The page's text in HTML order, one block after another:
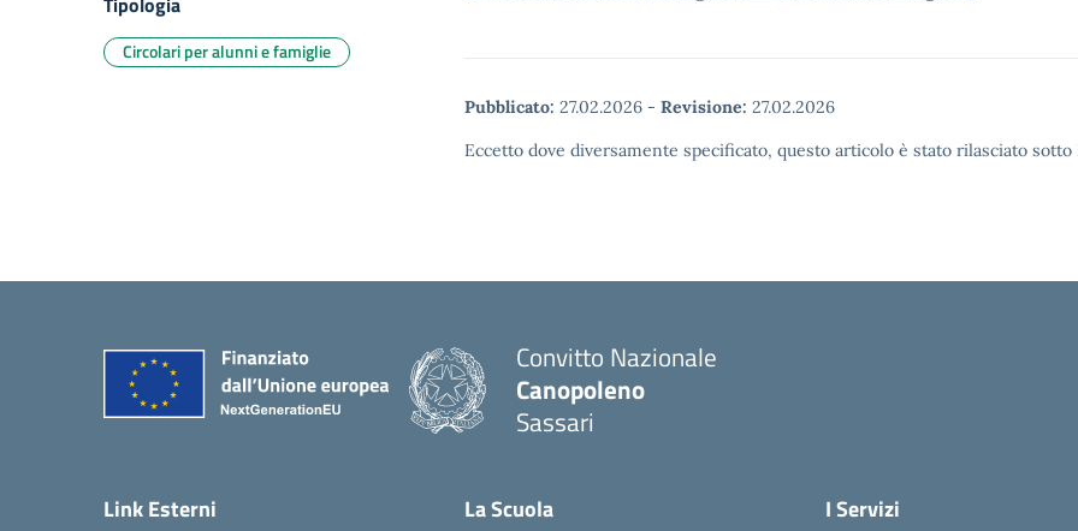
Pubblicato: 27.02.2026 - Revisione: 27.02.2026
Eccetto dove diversamente specificato, questo articolo è stato rilasciato
Circolari per alunni e famiglie
Convitto Nazionale
Canopoleno
Sassari
Link Esterni La Scuola I Servizi